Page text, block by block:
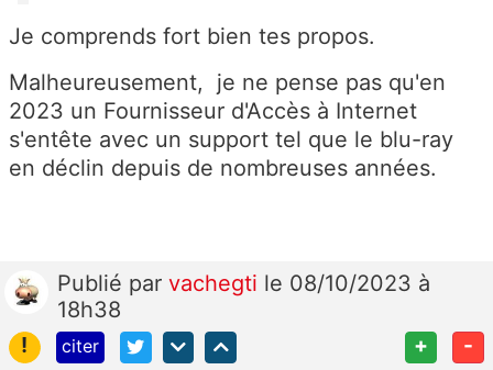
Je comprends fort bien tes propos.
Malheureusement, je ne pense pas qu'en
2023 un Fournisseur d'Accès à Internet
s'entête avec un support tel que le blu-ray
en déclin depuis de nombreuses années.
Publié par vachegti le 08/10/2023 à
18h38
!
citer + -